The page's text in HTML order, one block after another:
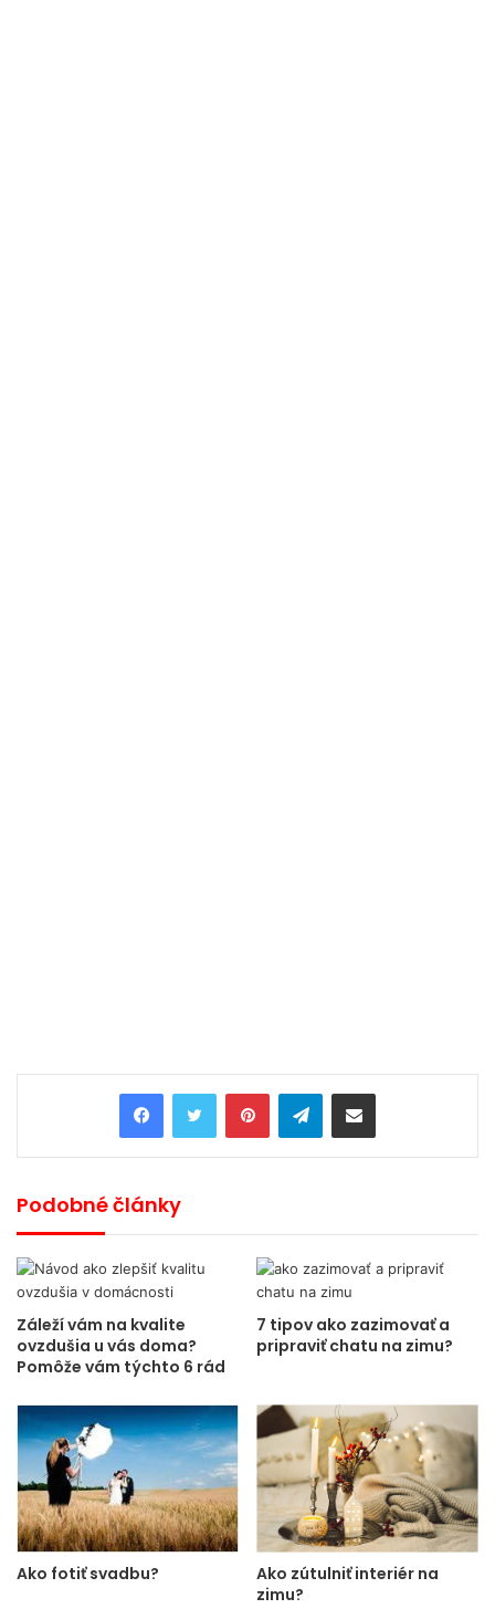
PinterestTelegramShare via Email
Podobné články
Záleží vám na kvalite
ovzdušia u vás doma?
Pomôže vám týchto 6 rád
7 tipov ako zazimovať a
pripraviť chatu na zimu?
Ako fotiť svadbu?
Ako zútulniť interiér na
zimu?